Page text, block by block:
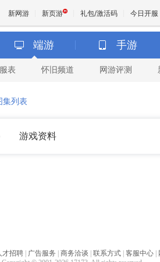
新网游 新页游 礼包/激活码 今日开服
端游 手游
表 怀旧频道 网游评测
集列表
游戏资料
才招聘 广告服务 商务洽谈 联系方式 客服中心